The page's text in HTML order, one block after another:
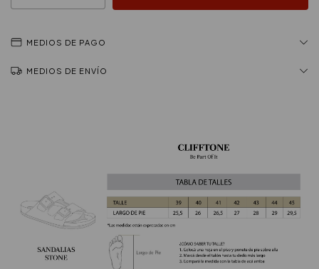
MEDIOS DE PAGO
MEDIOS DE ENVÍO